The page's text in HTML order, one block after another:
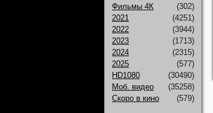
Фильмы 4К
(302)
2021
(4251)
2022
(3944)
2023
(1713)
2024
(2315)
2025
(577)
HD1080
(30490)
Моб. видео
(35258)
Скоро в кино
(579)